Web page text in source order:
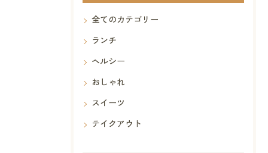
全てのカテゴリー
ランチ
ヘルシー
おしゃれ
スイーツ
テイクアウト